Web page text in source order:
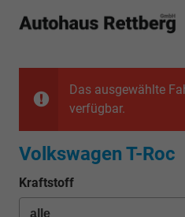
Das ausgewählte
verfügbar.
Volkswagen T-Roc
Kraftstoff